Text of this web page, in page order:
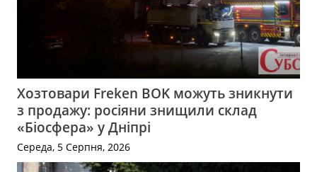
Хозтовари Freken BOK можуть зникнути
з продажу: росіяни знищили склад
«Біосфера» у Дніпрі
Середа, 5 Серпня, 2026